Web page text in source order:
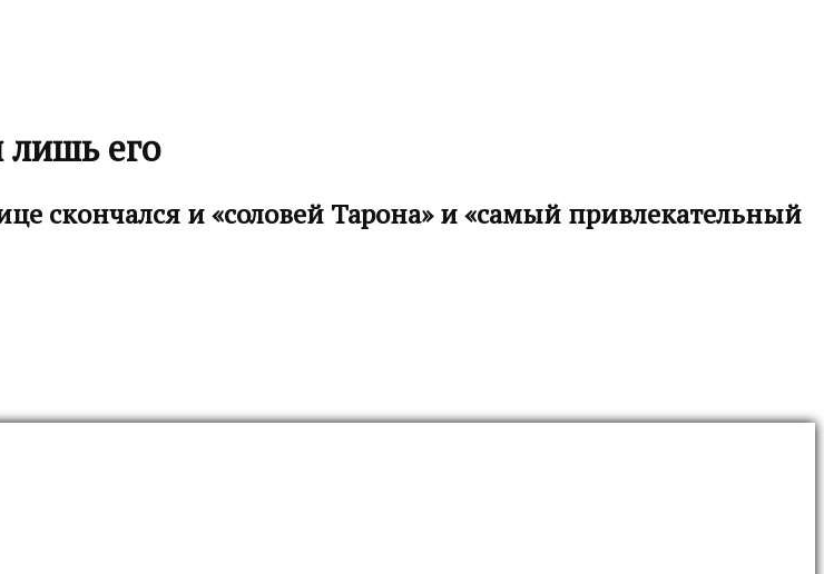
лишь его
скончался и «соловей Тарона» и «самый привлекательный